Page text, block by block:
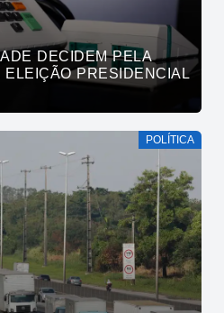
DECIDEM PELA
PRESIDENCIAL
POLÍTICA